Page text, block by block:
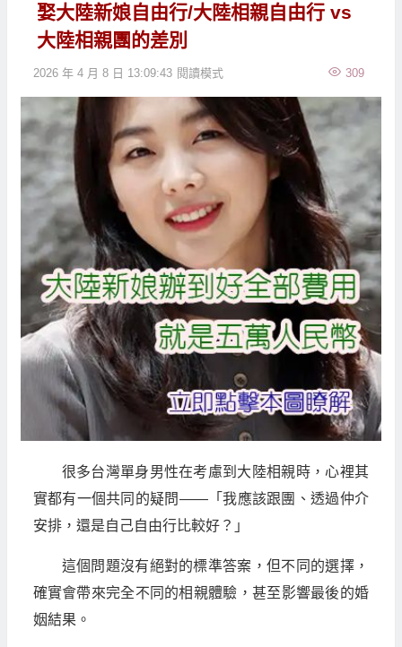
娶大陸新娘自由行/大陸相親自由行 vs
大陸相親團的差別
2026 年 4 月 8 日 13:09:43 309
閱讀模式
很多台灣單身男性在考慮到大陸相親時，心裡其
實都有一個共同的疑問——「我應該跟團、透過仲介
安排，還是自己自由行比較好？」
這個問題沒有絕對的標準答案，但不同的選擇，
確實會帶來完全不同的相親體驗，甚至影響最後的婚
姻結果。